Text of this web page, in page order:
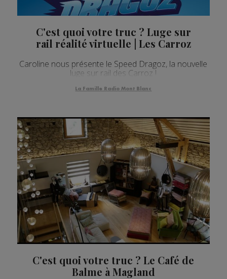
C'est quoi votre truc ? Luge sur
rail réalité virtuelle | Les Carroz
Caroline nous présente le Speed Dragoz, la nouvelle
luge sur rail des Carroz !
La Famille Radio Mont Blanc
C'est quoi votre truc ? Le Café de
Balme à Magland